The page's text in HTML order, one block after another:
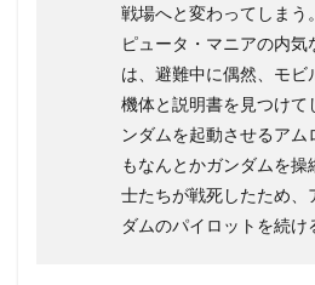
戦場へと変わってしまう
ピュータ・マニアの内気
は、避難中に偶然、モビ
機体と説明書を見つけて
ンダムを起動させるアム
もなんとかガンダムを
士たちが戦死したため、
ダムのパイロットを続け